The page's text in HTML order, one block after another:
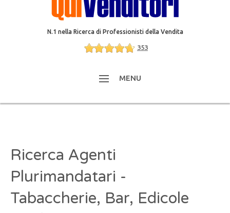
N.1 nella Ricerca di Professionisti della Vendita
353
MENU
Ricerca Agenti
Plurimandatari -
Tabaccherie, Bar, Edicole